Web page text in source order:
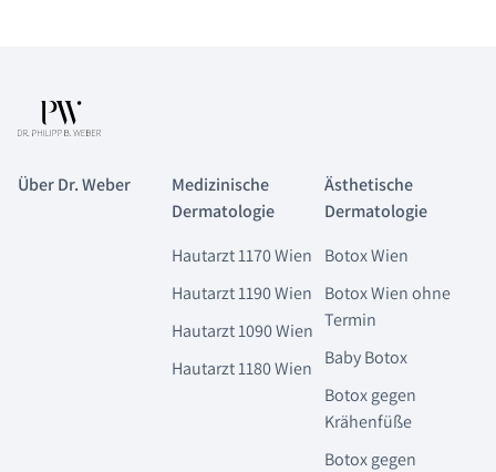
Über Dr. Weber
Medizinische
Dermatologie
Hautarzt 1170 Wien
Hautarzt 1190 Wien
Hautarzt 1090 Wien
Hautarzt 1180 Wien
Ästhetische
Dermatologie
Botox Wien
Botox Wien ohne
Termin
Baby Botox
Botox gegen
Krähenfüße
Botox gegen